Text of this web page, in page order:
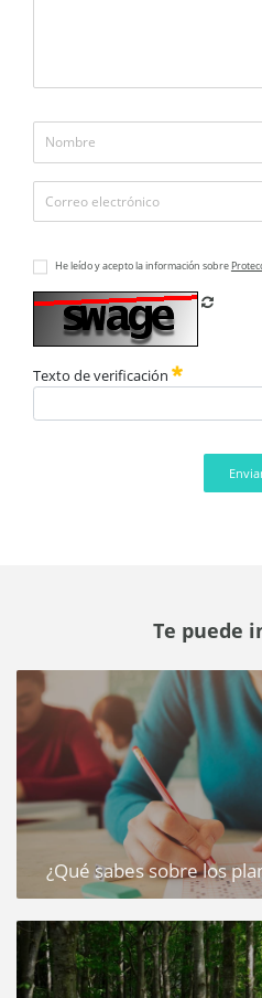
He leído y acepto la información sobre
Texto de verificación
Te puede
¿Qué sabes sobre los